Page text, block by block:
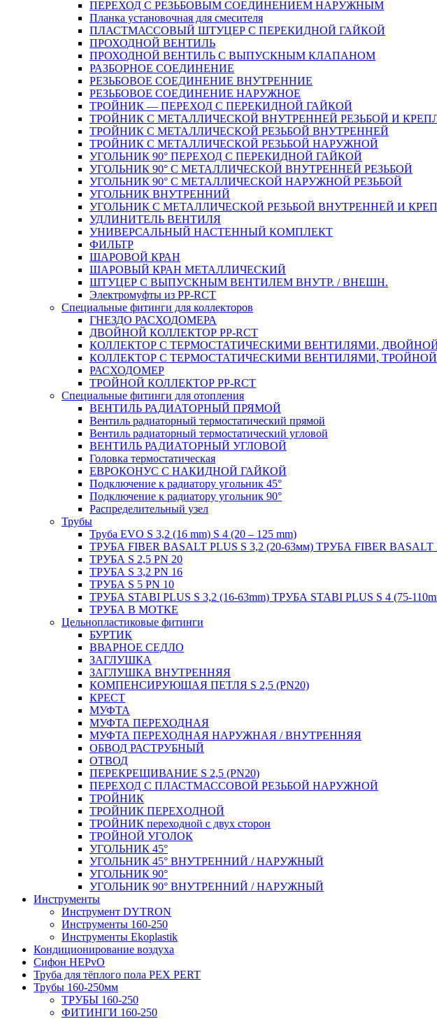
ПЕРЕХОД С РЕЗЬБОВЫМ СОЕДИНЕНИЕМ НАРУЖНЫМ
Планка установочная для смесителя
ПЛАСТМАССОВЫЙ ШТУЦЕР С ПЕРЕКИДНОЙ ГАЙКОЙ
ПРОХОДНОЙ ВЕНТИЛЬ
ПРОХОДНОЙ ВЕНТИЛЬ С ВЫПУСКНЫМ КЛАПАНОМ
РАЗБОРНОЕ СОЕДИНЕНИЕ
РЕЗЬБОВОЕ СОЕДИНЕНИЕ ВНУТРЕННИЕ
РЕЗЬБОВОЕ СОЕДИНЕНИЕ НАРУЖНОЕ
ТРОЙНИК — ПЕРЕХОД С ПЕРЕКИДНОЙ ГАЙКОЙ
ТРОЙНИК С МЕТАЛЛИЧЕСКОЙ ВНУТРЕННЕЙ РЕЗЬБОЙ И
ТРОЙНИК С МЕТАЛЛИЧЕСКОЙ РЕЗЬБОЙ ВНУТРЕННЕЙ
ТРОЙНИК С МЕТАЛЛИЧЕСКОЙ РЕЗЬБОЙ НАРУЖНОЙ
УГОЛЬНИК 90° ПЕРЕХОД С ПЕРЕКИДНОЙ ГАЙКОЙ
УГОЛЬНИК 90° С МЕТАЛЛИЧЕСКОЙ ВНУТРЕННEЙ РЕЗЬБОЙ
УГОЛЬНИК 90° С МЕТАЛЛИЧЕСКОЙ НАРУЖНОЙ РЕЗЬБОЙ
УГОЛЬНИК ВНУТРЕННИЙ
УГОЛЬНИК С МЕТАЛЛИЧЕСКОЙ РЕЗЬБОЙ ВНУТРЕННЕЙ И
УДЛИНИТЕЛЬ ВЕНТИЛЯ
УНИВЕРСАЛЬНЫЙ НАСТЕННЫЙ КОМПЛЕКТ
ФИЛЬТР
ШАРОВОЙ КРАН
ШАРОВЫЙ КРАН МЕТАЛЛИЧЕСКИЙ
ШТУЦЕР С ВЫПУСКНЫМ ВЕНТИЛЕМ ВНУТР. / ВНЕШН.
Электромуфты из PP-RCT
Специальные фитинги для коллекторов
ГНЕЗДО РАСХОДОМЕРА
ДВОЙНОЙ КОЛЛЕКТОР PP-RCT
КОЛЛЕКТОР С ТЕРМОСТАТИЧЕСКИМИ ВЕНТИЛЯМИ,
КОЛЛЕКТОР С ТЕРМОСТАТИЧЕСКИМИ ВЕНТИЛЯМИ, ТРОЙНОЙ
РАСХОДОМЕР
ТРОЙНОЙ КОЛЛЕКТОР PP-RCT
Специальные фитинги для отопления
ВЕНТИЛЬ РАДИАТОРНЫЙ ПРЯМОЙ
Вентиль радиаторный термостатический прямой
Вентиль радиаторный термостатический угловой
ВЕНТИЛЬ РАДИАТОРНЫЙ УГЛОВОЙ
Головка термостатическая
ЕВРОКОНУС С НАКИДНОЙ ГАЙКОЙ
Подключение к радиатору угольник 45°
Подключение к радиатору угольник 90°
Распределительный узел
Трубы
Труба EVO S 3,2 (16 mm) S 4 (20 – 125 mm)
ТРУБА FIBER BASALT PLUS S 3,2 (20-63мм) ТРУБА FIBER BASALT
ТРУБА S 2,5 PN 20
ТРУБА S 3,2 PN 16
ТРУБА S 5 PN 10
ТРУБА STABI PLUS S 3,2 (16-63mm) ТРУБА STABI PLUS S 4 (75-
ТРУБА В МОТКЕ
Цельнопластиковые фитинги
БУРТИК
ВВАРНОЕ СЕДЛО
ЗАГЛУШКА
ЗАГЛУШКА ВНУТРЕННЯЯ
КОМПЕНСИРУЮЩАЯ ПЕТЛЯ S 2,5 (PN20)
КРЕСТ
МУФТА
МУФТА ПЕРЕХОДНАЯ
МУФТА ПЕРЕХОДНАЯ НАРУЖНАЯ / ВНУТРЕННЯЯ
ОБВОД РАСТРУБНЫЙ
ОТВОД
ПЕРЕКРЕЩИВАНИЕ S 2,5 (PN20)
ПЕРЕХОД С ПЛАСТМАССОВОЙ РЕЗЬБОЙ НАРУЖНОЙ
ТРОЙНИК
ТРОЙНИК ПЕРЕXОДНОЙ
ТРОЙНИК переходной с двух сторон
ТРОЙНОЙ УГОЛОК
УГОЛЬНИК 45°
УГОЛЬНИК 45° ВНУТРЕННИЙ / НАРУЖНЫЙ
УГОЛЬНИК 90°
УГОЛЬНИК 90° ВНУТРЕННИЙ / НАРУЖНЫЙ
Инструменты
Инструмент DYTRON
Инструменты 160-250
Инструменты Ekoplastik
Кондиционирование воздуха
Сифон HEPvO
Труба для тёплого пола PEX PERT
Трубы 160-250мм
ТРУБЫ 160-250
ФИТИНГИ 160-250